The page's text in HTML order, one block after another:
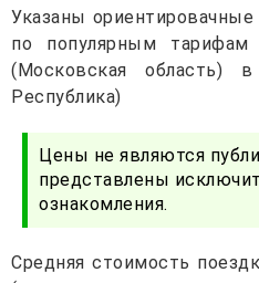
Указаны
по популярным
(Московская область)
Республика)
Цены не являются
представлены
ознакомления.
Средняя стоимость